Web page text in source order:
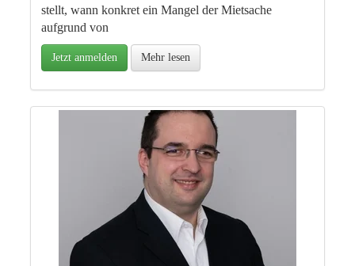
stellt, wann konkret ein Mangel der Mietsache
aufgrund von
Jetzt anmelden Mehr lesen